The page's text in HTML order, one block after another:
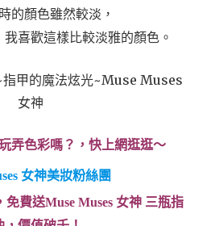
的顏色雖然較淡，
喜歡這樣比較淡雅的顏色。
弄色彩嗎？，快上網逛逛～
女神美妝粉絲團
費送Muse Muses 女神 三瓶指